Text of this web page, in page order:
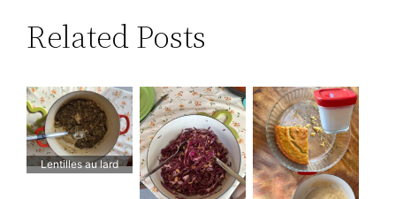
Related Posts
Lentilles au lard